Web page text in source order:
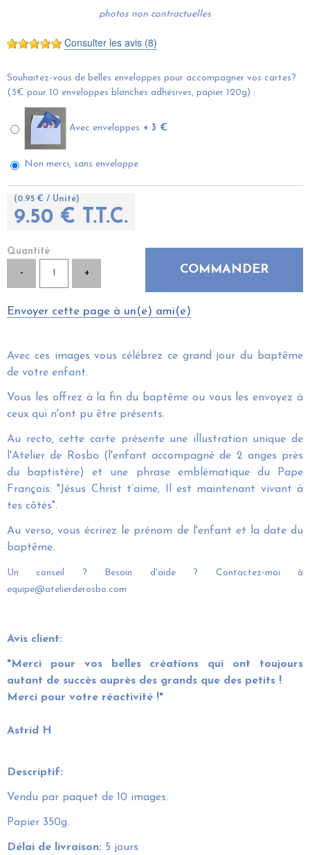
photos non contractuelles
Consulter les avis (8)
Souhaitez-vous de belles enveloppes pour accompagner vos cartes?
(3€ pour 10 enveloppes blanches adhésives, papier 120g) :
Avec enveloppes + 3 €
Non merci, sans enveloppe
(0.95 € / Unité)
9.50 € T.T.C.
Quantité
Envoyer cette page à un(e) ami(e)
Avec ces images vous célébrez ce grand jour du baptême
de votre enfant.
Vous les offrez à la fin du baptême ou vous les envoyez à
ceux qui n'ont pu être présents.
Au recto, cette carte présente une illustration unique de
l'Atelier de Rosbo (l'enfant accompagné de 2 anges près
du baptistère) et une phrase emblématique du Pape
François: "Jésus Christ t’aime, Il est maintenant vivant à
tes côtés".
Au verso, vous écrirez le prénom de l'enfant et la date du
baptême.
Un conseil ? Besoin d'aide ? Contactez-moi à
equipe@atelierderosbo.com
Avis client:
"Merci pour vos belles créations qui ont toujours
autant de succès auprès des grands que des petits !
Merci pour votre réactivité !"
Astrid H
Descriptif:
Vendu par paquet de 10 images.
Papier 350g.
Délai de livraison: 5 jours